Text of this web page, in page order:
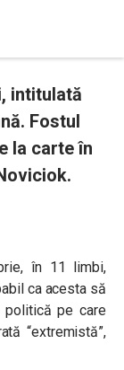
intitulată
Fostul
la carte în
în 11 limbi,
ca acesta să
politică pe care
“extremistă”,